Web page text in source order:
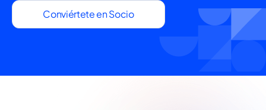
Conviértete en Socio